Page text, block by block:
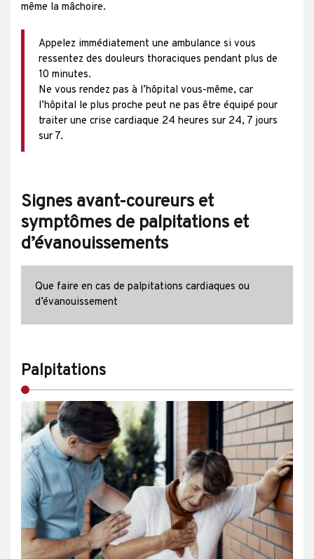
même la mâchoire.
Appelez immédiatement une ambulance si vous
ressentez des douleurs thoraciques pendant plus de
10 minutes.
Ne vous rendez pas à l’hôpital vous-même, car
l’hôpital le plus proche peut ne pas être équipé pour
traiter une crise cardiaque 24 heures sur 24, 7 jours
sur 7.
Signes avant-coureurs et
symptômes de palpitations et
d’évanouissements
Que faire en cas de palpitations cardiaques ou
d’évanouissement
Palpitations